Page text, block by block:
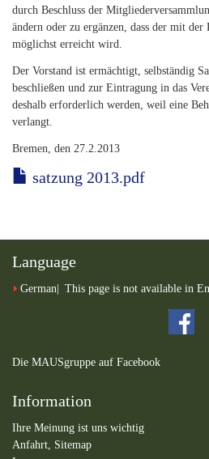
durch Beschluss der
ändern oder zu ergänzen, dass der mit
möglichst erreicht wird.
Der Vorstand ist ermächtigt, selbständig
beschließen und zur Eintragung in das
deshalb erforderlich werden, weil eine
verlangt.
Bremen, den 27.2.2013
satzung 2013.pdf
Language
German This page is not available in
Die MAUSgruppe auf Facebook
Information
Ihre Meinung ist uns wichtig
Anfahrt, Sitemap